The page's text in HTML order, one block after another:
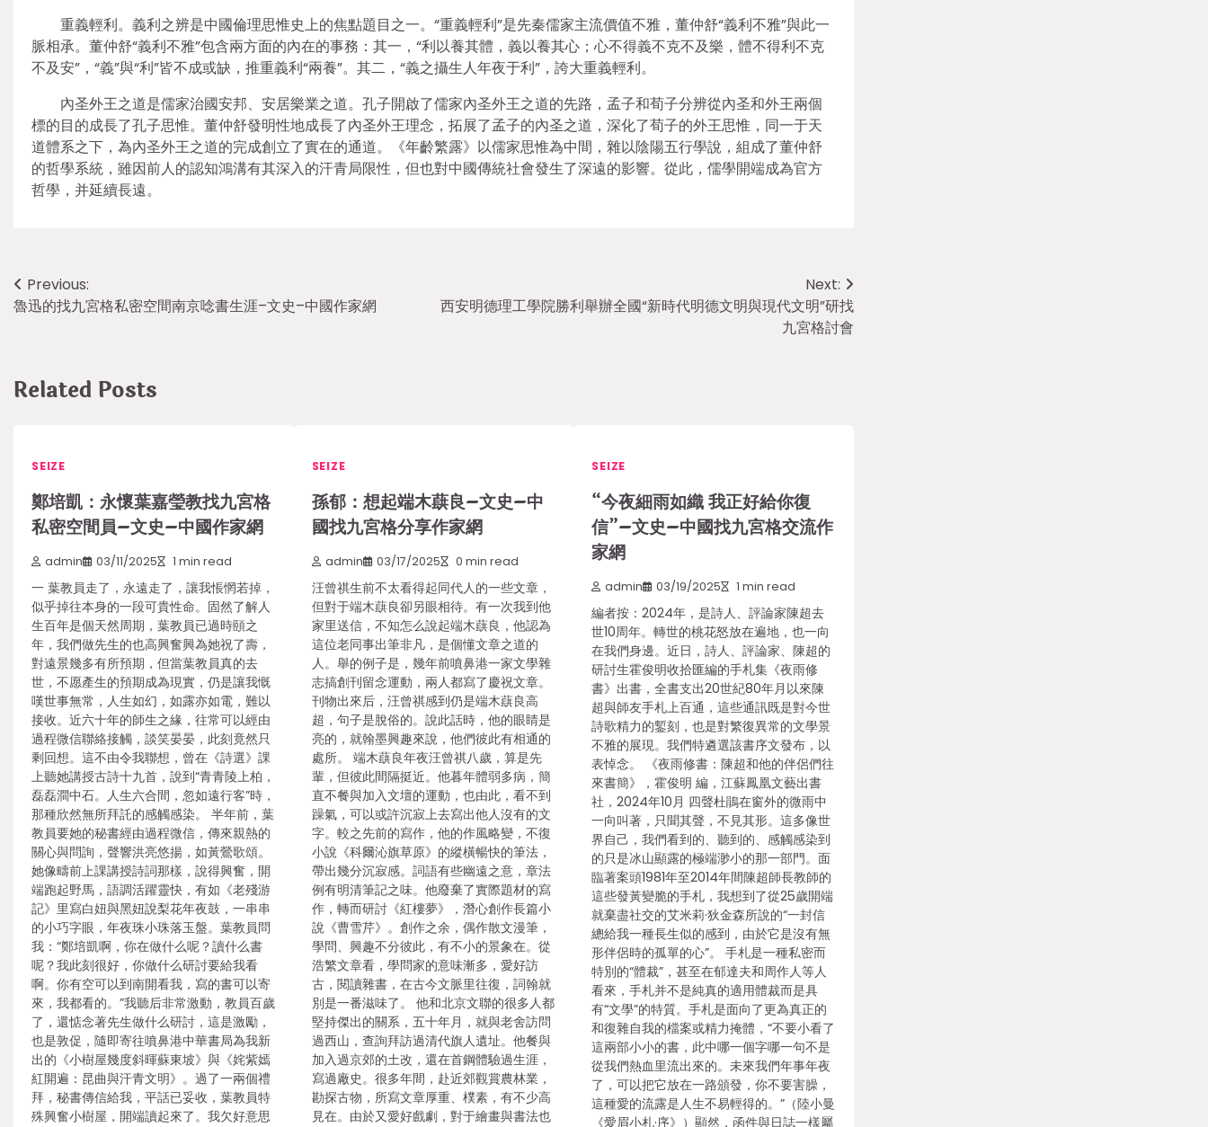
重義輕利。義利之辨是中國倫理思惟史上的焦點題目之一。“重義輕利”是先秦儒家主流價值不雅，董仲舒“義利不雅”與此一
脈相承。董仲舒“義利不雅”包含兩方面的內在的事務：其一，“利以養其體，義以養其心；心不得義不克不及樂，體不得利不克
不及安”，“義”與“利”皆不成或缺，推重義利“兩養”。其二，“義之攝生人年夜于利”，誇大重義輕利。
內圣外王之道是儒家治國安邦、安居樂業之道。孔子開啟了儒家內圣外王之道的先路，孟子和荀子分辨從內圣和外王兩個
標的目的成長了孔子思惟。董仲舒發明性地成長了內圣外王理念，拓展了孟子的內圣之道，深化了荀子的外王思惟，同一于天
道體系之下，為內圣外王之道的完成創立了實在的通道。《年齡繁露》以儒家思惟為中間，雜以陰陽五行學說，組成了董仲舒
的哲學系統，雖因前人的認知鴻溝有其深入的汗青局限性，但也對中國傳統社會發生了深遠的影響。從此，儒學開端成為官方
哲學，并延續長遠。
Post
navigation
Previous:
魯迅的找九宮格私密空間南京唸書生涯–文史–中國作家網
Next:
西安明德理工學院勝利舉辦全國“新時代明德文明與現代文明”研找
九宮格討會
Related Posts
SEIZE
鄭培凱：永懷葉嘉瑩教找九宮格
私密空間員–文史–中國作家網
admin 03/11/2025 1 min read
一 葉教員走了，永遠走了，讓我悵惘若掉，
似乎掉往本身的一段可貴性命。固然了解人
生百年是個天然周期，葉教員已過時頤之
年，我們做先生的也高興奮興為她祝了壽，
對遠景幾多有所預期，但當葉教員真的去
世，不愿產生的預期成為現實，仍是讓我慨
嘆世事無常，人生如幻，如露亦如電，難以
接收。近六十年的師生之緣，往常可以經由
過程微信聯絡接觸，談笑晏晏，此刻竟然只
剩回想。這不由令我聯想，曾在《詩選》課
上聽她講授古詩十九首，說到“青青陵上柏，
磊磊澗中石。人生六合間，忽如遠行客”時，
那種欣然無所拜託的感觸感染。 半年前，葉
教員要她的秘書經由過程微信，傳來親熱的
關心與問詢，聲響洪亮悠揚，如黃鶯歌頌。
她像疇前上課講授詩詞那樣，說得興奮，開
端跑起野馬，語調活躍靈快，有如《老殘游
記》里寫白妞與黑妞說梨花年夜鼓，一串串
的小巧字眼，年夜珠小珠落玉盤。葉教員問
我：“鄭培凱啊，你在做什么呢？讀什么書
呢？我此刻很好，你做什么研討要給我看
啊。你有空可以到南開看我，寫的書可以寄
來，我都看的。”我聽后非常激動，教員百歲
了，還惦念著先生做什么研討，這是激勵，
也是敦促，隨即寄往噴鼻港中華書局為我新
出的《小樹屋幾度斜暉蘇東坡》與《姹紫嫣
紅開遍：昆曲與汗青文明》。過了一兩個禮
拜，秘書傳信給我，平話已妥收，葉教員特
殊興奮小樹屋，開端讀起來了。我欠好意思
SEIZE
孫郁：想起端木蕻良–文史–中
國找九宮格分享作家網
admin 03/17/2025 0 min read
汪曾祺生前不太看得起同代人的一些文章，
但對于端木蕻良卻另眼相待。有一次我到他
家里送信，不知怎么說起端木蕻良，他認為
這位老同事出筆非凡，是個懂文章之道的
人。舉的例子是，幾年前噴鼻港一家文學雜
志搞創刊留念運動，兩人都寫了慶祝文章。
刊物出來后，汪曾祺感到仍是端木蕻良高
超，句子是脫俗的。說此話時，他的眼睛是
亮的，就翰墨興趣來說，他們彼此有相通的
處所。 端木蕻良年夜汪曾祺八歲，算是先
輩，但彼此間隔挺近。他暮年體弱多病，簡
直不餐與加入文壇的運動，也由此，看不到
躁氣，可以或許沉寂上去寫出他人沒有的文
字。較之先前的寫作，他的作風略變，不復
小說《科爾沁旗草原》的縱橫暢快的筆法，
帶出幾分沉寂感。詞語有些幽遠之意，章法
例有明清筆記之味。他廢棄了實際題材的寫
作，轉而研討《紅樓夢》，潛心創作長篇小
說《曹雪芹》。創作之余，偶作散文漫筆，
學問、興趣不分彼此，有不小的景象在。從
浩繁文章看，學問家的意味漸多，愛好訪
古，閱讀雜書，在古今文脈里往復，詞翰就
別是一番滋味了。 他和北京文聯的很多人都
堅持傑出的關系，五十年月，就與老舍訪問
過西山，查詢拜訪過清代旗人遺址。他餐與
加入過京郊的土改，還在首鋼體驗過生涯，
寫過廠史。很多年間，赴近郊觀賞農林業，
勘探古物，所寫文章厚重、樸素，有不少高
見在。由於又愛好戲劇，對于繪畫與書法也
SEIZE
“今夜細雨如織 我正好給你復
信”–文史–中國找九宮格交流作
家網
admin 03/19/2025 1 min read
編者按：2024年，是詩人、評論家陳超去
世10周年。轉世的桃花怒放在遍地，也一向
在我們身邊。近日，詩人、評論家、陳超的
研討生霍俊明收拾匯編的手札集《夜雨修
書》出書，全書支出20世紀80年月以來陳
超與師友手札上百通，這些通訊既是對今世
詩歌精力的鏨刻，也是對繁復異常的文學景
不雅的展現。我們特遴選該書序文發布，以
表悼念。 《夜雨修書：陳超和他的伴侶們往
來書簡》，霍俊明 編，江蘇鳳凰文藝出書
社，2024年10月 四聲杜鵑在窗外的微雨中
一向叫著，只聞其聲，不見其形。這多像世
界自己，我們看到的、聽到的、感觸感染到
的只是冰山顯露的極端渺小的那一部門。面
臨著案頭1981年至2014年間陳超師長教師的
這些發黃變脆的手札，我想到了從25歲開端
就棄盡社交的艾米莉·狄金森所說的“一封信
總給我一種長生似的感到，由於它是沒有無
形伴侶時的孤單的心”。 手札是一種私密而
特別的“體裁”，甚至在郁達夫和周作人等人
看來，手札并不是純真的適用體裁而是具
有“文學”的特質。手札是面向了更為真正的
和復雜自我的檔案或精力掩體，“不要小看了
這兩部小小的書，此中哪一個字哪一句不是
從我們熱血里流出來的。未來我們年事年夜
了，可以把它放在一路頒發，你不要害臊，
這種愛的流露是人生不易輕得的。”（陸小曼
《愛眉小札·序》）顯然，函件與日誌一樣屬